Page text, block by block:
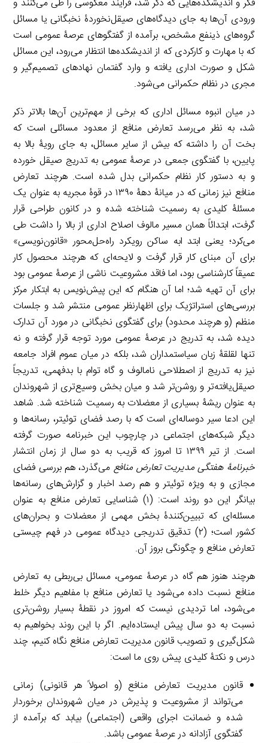
ورودی آن‌ها به جای دیدگاه‌های صیقل‌نخوردۀ نخبگانی یا مسائل
گروه‌های ذینفع مشخص، برآمده از گفتگوهای عرصۀ عمومی است
که با مهارت و کارکردی که از اندیشکده‌ها انتظار می‌رود، این مسائل
شکل و صورت اداری یافته و وارد گفتمان نهادهای تصمیم‌گیر و
مجری در نظام حکمرانی می‌شود.
در میان انبوه مسائل اداری که برخی از مهم‌ترین آن‌ها بالاتر ذکر
شد، به نظر می‌رسد تعارض منافع از معدود مسائلی است که
بخت آن را داشته که بیش از سایر مسائل، به جای رویۀ بالا به
پایین، با گفتگوی جمعی در عرصۀ عمومی به تدریج صیقل خورده
و به دستور کار نظام حکمرانی بدل شده است. هرچند تعارض
منافع نیز زمانی که در میانۀ دهۀ ۱۳۹۰ در قوۀ مجریه به عنوان یک
مسئلۀ کلیدی به رسمیت شناخته شده و در کانون طراحی قرار
گرفت، ابتدائاً همان مسیر مالوف اصلاح اداری از بالا را داشت طی
می‌کرد؛ یعنی ابتد ابه ساکن رویکرد راه‌حل‌محور «قانون‌نویسی»
برای آن مبنای کار قرار گرفت و لایحه‌ای که هرچند محصول کار
عمیقاً کارشناسی بود، اما فاقد مشروعیت ناشی از عرصۀ عمومی بود
برای آن تهیه شد؛ اما آن هنگام که این پیش‌نویس به ابتکار مرکز
بررسی‌های استراتژیک برای اظهارنظر عمومی منتشر شد و جلسات
منظم (و هرچند محدود) برای گفتگوی نخبگانی در مورد آن تدارک
دیده شد، به تدریج در عرصۀ عمومی مورد توجه قرار گرفته و نه
تنها لقلقۀ زبان سیاستمداران شد، بلکه در میان عموم افراد جامعه
نیز به تدریج از اصطلاحی نامالوف و گاه توام با بدفهمی، تدریجاً
صیقل‌یافته‌تر و روشن‌تر شد و میان بخش وسیع‌تری از شهروندان
به عنوان ریشۀ بسیاری از معضلات به رسمیت شناخته شد. شاهد
این ادعا سیر دوساله‌ای است که با رصد فضای توئیتر، رسانه‌ها و
دیگر شبکه‌های اجتماعی در چارچوب این خبرنامه صورت گرفته
است. از تیر ۱۳۹۹ تا امروز که قریب به دو سال از زمان انتشار
خبرنامۀ هفتگی مدیریت تعارض منافع می‌گذرد، هم بررسی فضای
مجازی و به ویژه توئیتر و هم رصد اخبار و گزارش‌های رسانه‌ها
بیانگر این دو روند است: (۱) شناسایی تعارض منافع به عنوان
مسئله‌ای که تبیین‌کنندۀ بخش مهمی از معضلات و بحران‌های
کشور است؛ (۲) تدقیق تدریجی دیدگاه عمومی در فهم چیستی
تعارض منافع و چگونگی بروز آن.
هرچند هنوز هم گاه در عرصۀ عمومی، مسائل بی‌ربطی به تعارض
منافع نسبت داده می‌شود یا تعارض منافع با مفاهیم دیگر خلط
می‌شود، اما تردیدی نیست که امروز در نقطۀ بسیار روشن‌تری
نسبت به دو سال پیش ایستاده‌ایم. اگر با این روند بخواهیم به
شکل‌گیری و تصویب قانون مدیریت تعارض منافع نگاه کنیم، چند
درس و نکتۀ کلیدی پیش روی ما است:
قانون مدیریت تعارض منافع (و اصولاً هر قانونی) زمانی
می‌تواند از مشروعیت و پذیرش در میان شهروندان برخوردار
شده و ضمانت اجرای واقعی (اجتماعی) بیابد که برآمده از
گفتگوی آزادانه در عرصۀ عمومی باشد.